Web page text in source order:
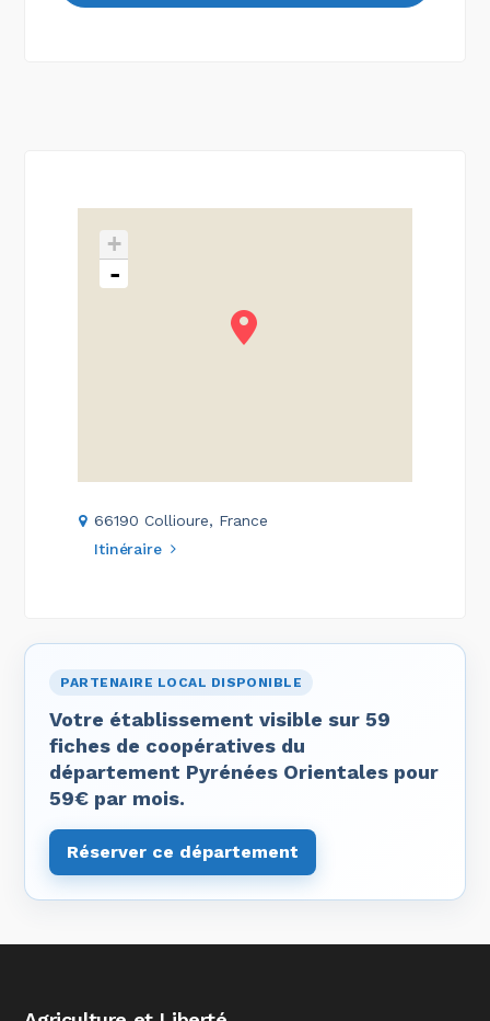
+
-
66190 Collioure, France
Itinéraire
PARTENAIRE LOCAL DISPONIBLE
Votre établissement visible sur 59
fiches de coopératives du
département Pyrénées Orientales pour
59€ par mois.
Réserver ce département